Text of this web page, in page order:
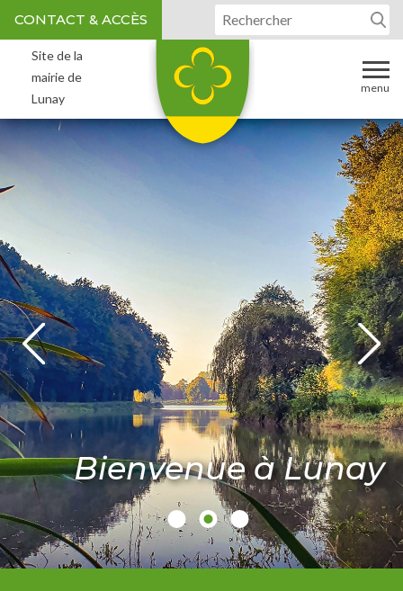
Aller au contenu
CONTACT & ACCÈS
Site de la
mairie de
Lunay
Votre recherche :
menu
Bienvenue à Lunay
Cookies management panel